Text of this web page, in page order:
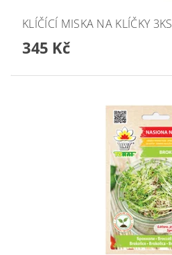
KLÍČÍCÍ MISKA NA KLÍČKY 3KS
345 Kč